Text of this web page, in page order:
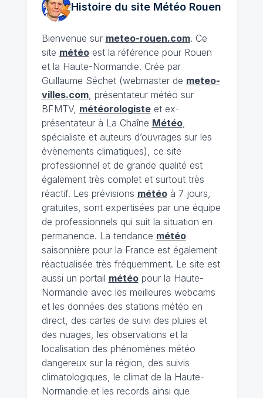
Histoire du site Météo Rouen
Bienvenue sur meteo-rouen.com. Ce
site météoest la référence pour Rouen
et la Haute-Normandie. Crée par
Guillaume Séchet (webmaster de meteo-
villes.com, présentateur météo sur
BFMTV, météorologisteet ex-
présentateur à La Chaîne Météo,
spécialiste et auteurs d’ouvrages sur les
évènements climatiques), ce site
professionnel et de grande qualité est
également très complet et surtout très
réactif. Les prévisions météoà 7 jours,
gratuites, sont expertisées par une équipe
de professionnels qui suit la situation en
permanence. La tendance météo
saisonnière pour la France est également
réactualisée très fréquemment. Le site est
aussi un portail météopour la Haute-
Normandie avec les meilleures webcams
et les données des stations météo en
direct, des cartes de suivi des pluies et
des nuages, les observations et la
localisation des phénomènes météo
dangereux sur la région, des suivis
climatologiques, le climat de la Haute-
Normandie et les records ainsi que